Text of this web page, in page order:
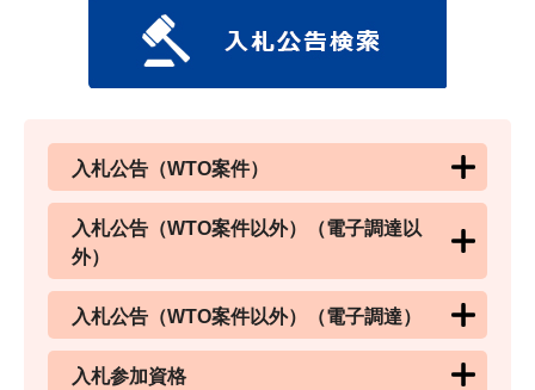
入札公告（WTO案件）
入札公告（WTO案件以外）（電子調達以
外）
入札公告（WTO案件以外）（電子調達）
入札参加資格